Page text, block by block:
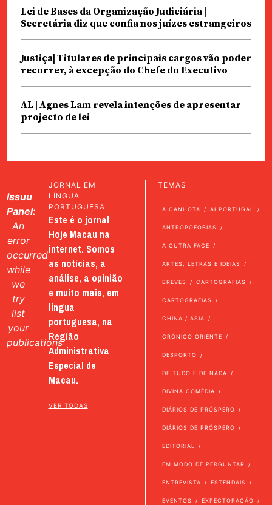
Lei de Bases da Organização Judiciária |
Secretária diz que confia nos juízes estrangeiros
Justiça| Titulares de principais cargos vão poder
recorrer, à excepção do Chefe do Executivo
AL | Agnes Lam revela intenções de apresentar
projecto de lei
Issuu
Panel:
An
error
occurred
while
we
try
list
your
publications
JORNAL EM
LÍNGUA
PORTUGUESA
Este é o jornal
Hoje Macau na
internet. Somos
as notícias, a
análise, a opinião
e muito mais, em
língua
portuguesa, na
Região
Administrativa
Especial de
Macau.
VER TODAS
TEMAS
A CANHOTA AI PORTUGAL
ANTROPOFOBIAS
A OUTRA FACE
ARTES, LETRAS E IDEIAS
BREVES CARTOGRAFIAS
CARTOGRAFIAS
CHINA / ÁSIA
CRÓNICO ORIENTE
DESPORTO
DE TUDO E DE NADA
DIVINA COMÉDIA
DIÁRIOS DE PRÓSPERO
DIÁRIOS DE PRÓSPERO
EDITORIAL
EM MODO DE PERGUNTAR
ENTREVISTA ESTENDAIS
EVENTOS EXPECTORAÇÃO